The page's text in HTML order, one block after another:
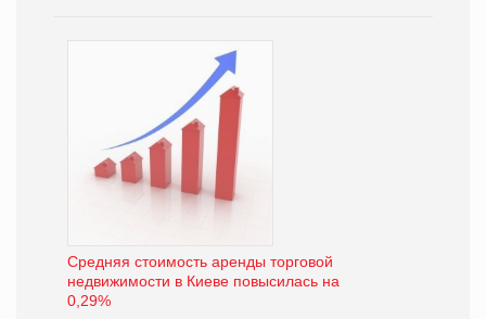
Средняя стоимость аренды торговой
недвижимости в Киеве повысилась на
0,29%